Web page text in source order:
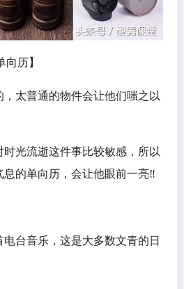
向历】
太普通的物件会让他们嗤之以
光流逝这件事比较敏感，所以
的单向历，会让他眼前一亮‼️
台音乐，这是大多数文青的日